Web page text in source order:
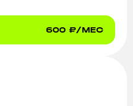
600 ₽/МЕС